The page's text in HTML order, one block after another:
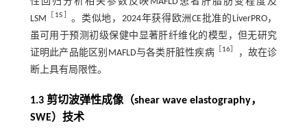
LSM ［ 15］ 。类似地，2024年获得欧洲CE批准的LiverPRO，
虽可用于预测初级保健中显著肝纤维化的模型，但无研究
证明此产品能区别MAFLD与各类肝脏性疾病［16］
，故在诊
断上具有局限性。
1.3 剪切波弹性成像（shear wave elastography，
SWE）技术